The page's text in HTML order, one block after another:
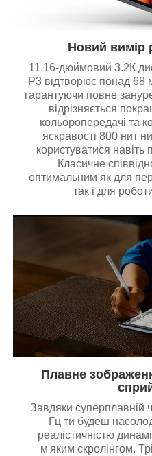
Новий вимір
11.16-дюймовий 3.2К
Р3 відтворює понад 68
гарантуючи повне
відрізняється
кольоропередачі та
яскравості 800 нит
користуватися навіть
Класичне
оптимальним як для
так і для
Плавне
Завдяки суперплавній
Гц ти будеш
реалістичністю
м'яким скролінгом.